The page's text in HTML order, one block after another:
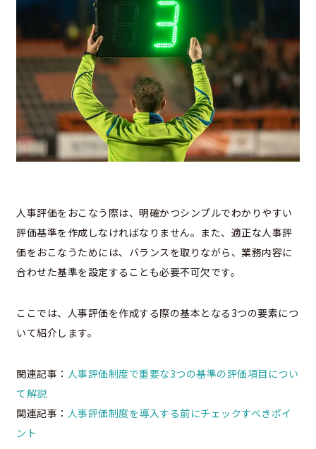
人事評価をおこなう際は、明確かつシンプルでわかりやすい
評価基準を作成しなければなりません。また、適正な人事評
価をおこなうためには、バランスを取りながら、業務内容に
合わせた基準を設定することも必要不可欠です。
ここでは、人事評価を作成する際の基本となる3つの要素につ
いて紹介します。
関連記事： 人事評価制度で重要な3つの基準の評価項目につい
て解説
関連記事： 人事評価制度を導入する前にチェックすべきポイ
ント